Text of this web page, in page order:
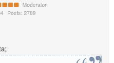
Moderator
Posts: 2789